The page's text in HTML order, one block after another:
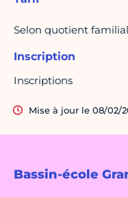
Bassin-école
Selon quotient familial
Inscription
Inscriptions
Mise à jour le 08/02/